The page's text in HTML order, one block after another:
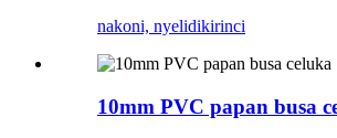
nakoni, nyelidikirinci
10mm PVC papan busa